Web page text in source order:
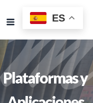
ES
Plataformas y